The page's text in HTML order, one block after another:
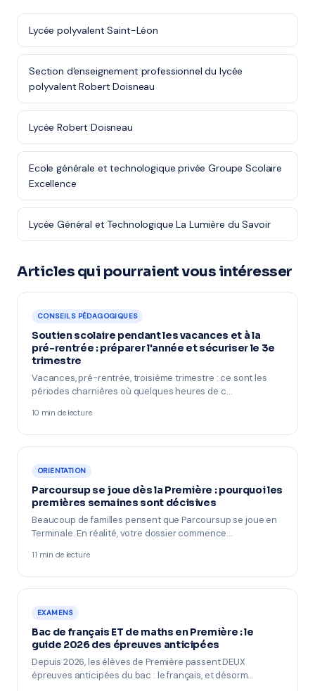
Lycée polyvalent Saint-Léon
Section d'enseignement professionnel du lycée
polyvalent Robert Doisneau
Lycée Robert Doisneau
Ecole générale et technologique privée Groupe Scolaire
Excellence
Lycée Général et Technologique La Lumière du Savoir
Articles qui pourraient vous intéresser
CONSEILS PÉDAGOGIQUES
Soutien scolaire pendant les vacances et à la
pré-rentrée : préparer l'année et sécuriser le 3e
trimestre
Vacances, pré-rentrée, troisième trimestre : ce sont les
périodes charnières où quelques heures de c…
10 min de lecture
ORIENTATION
Parcoursup se joue dès la Première : pourquoi les
premières semaines sont décisives
Beaucoup de familles pensent que Parcoursup se joue en
Terminale. En réalité, votre dossier commence…
11 min de lecture
EXAMENS
Bac de français ET de maths en Première : le
guide 2026 des épreuves anticipées
Depuis 2026, les élèves de Première passent DEUX
épreuves anticipées du bac : le français, et désorm…